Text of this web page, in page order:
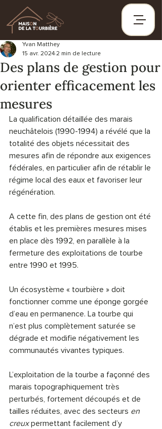
Des plans de gestion pour
orienter efficacement les
mesures
Yvan Matthey
15 avr. 2024 2 min de lecture
La qualification détaillée des marais
neuchâtelois (1990-1994) a révélé que la
totalité des objets nécessitait des
mesures afin de répondre aux exigences
fédérales, en particulier afin de rétablir le
régime local des eaux et favoriser leur
régénération.
A cette fin, des plans de gestion ont été
établis et les premières mesures mises
en place dès 1992, en parallèle à la
fermeture des exploitations de tourbe
entre 1990 et 1995.
Un écosystème « tourbière » doit
fonctionner comme une éponge gorgée
d’eau en permanence. La tourbe qui
n’est plus complètement saturée se
dégrade et modifie négativement les
communautés vivantes typiques.
L’exploitation de la tourbe a façonné des
marais topographiquement très
perturbés, fortement découpés et de
tailles réduites, avec des secteurs en
creux permettant facilement d’y